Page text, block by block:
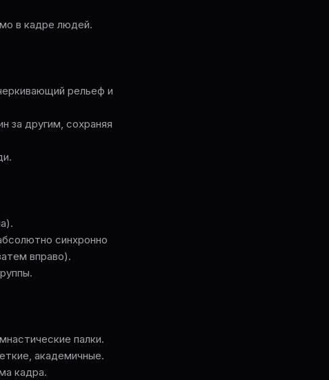
в кадре людей.
рельеф и
за другим, сохраняя
синхронно
вправо).
палки.
академичные.
кадра.